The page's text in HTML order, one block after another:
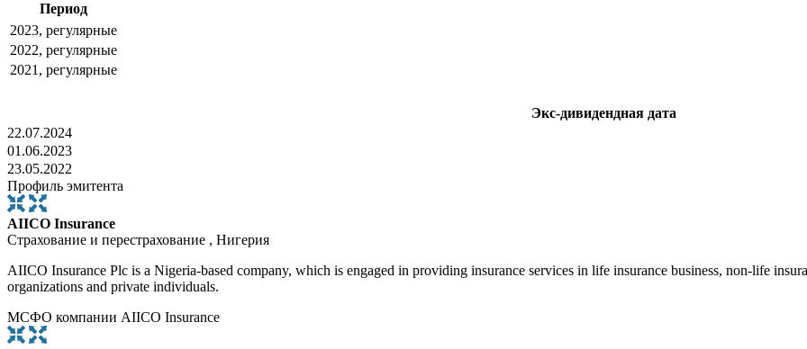
Период
2023, регулярные
2022, регулярные
2021, регулярные
Экс-дивидендная дата
22.07.2024
01.06.2023
23.05.2022
Профиль эмитента
AIICO Insurance
Страхование и перестрахование , Нигерия
AIICO Insurance Plc is a Nigeria-based company, which is engaged in providing insurance services in life insurance business, non-life
organizations and private individuals.
МСФО компании AIICO Insurance